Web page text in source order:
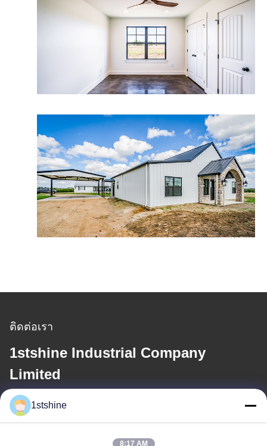
ติดต่อเรา
1stshine Industrial Company
Limited
อีเมล1stshine
8:17 AM